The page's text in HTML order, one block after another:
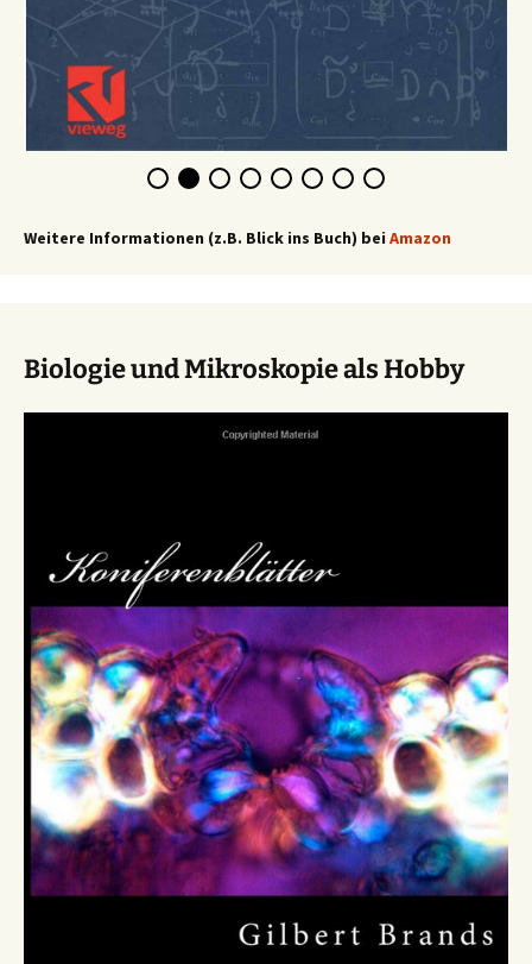
Weitere Informationen (z.B. Blick ins Buch) bei Amazon
Biologie und Mikroskopie als Hobby